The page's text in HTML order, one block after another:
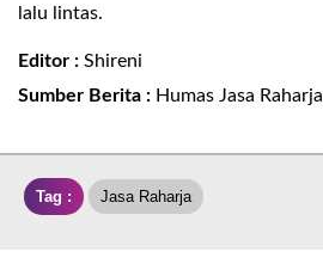
lalu lintas.
Editor : Shireni
Sumber Berita : Humas Jasa Raharja
Tag : Jasa Raharja